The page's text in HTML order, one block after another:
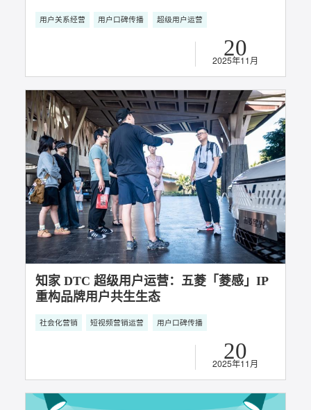
知家DTC案例丨五菱缤果：一套超级用户打
法，如何引爆上市销量？
用户关系经营 用户口碑传播 超级用户运营
20
2025年11月